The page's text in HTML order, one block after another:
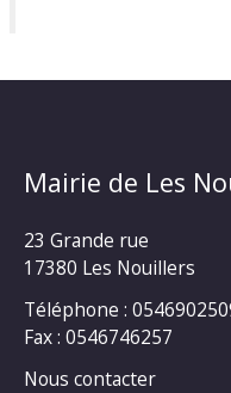
Mairie de Les
23 Grande rue
17380 Les Nouillers
Téléphone :
Fax : 0546746257
Nous contacter